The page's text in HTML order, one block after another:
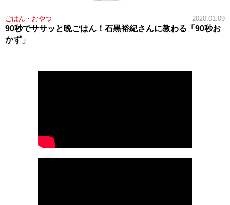
ごはん・おやつ 2020.01.09
90秒でササッと晩ごはん！石黒裕紀さんに教わる「90秒お
かず」